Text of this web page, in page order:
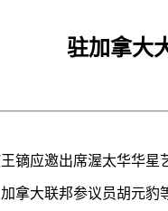
驻加拿大
镝应邀出席渥太华华
拿大联邦参议员胡元豹